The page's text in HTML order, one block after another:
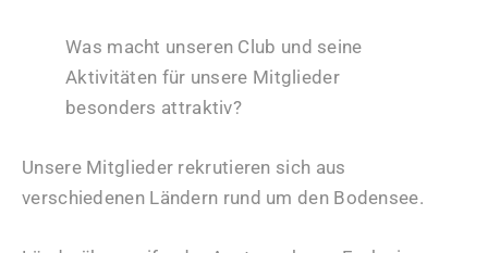
Was macht unseren Club und seine
Aktivitäten für unsere Mitglieder
besonders attraktiv?
Unsere Mitglieder rekrutieren sich aus
verschiedenen Ländern rund um den Bodensee.